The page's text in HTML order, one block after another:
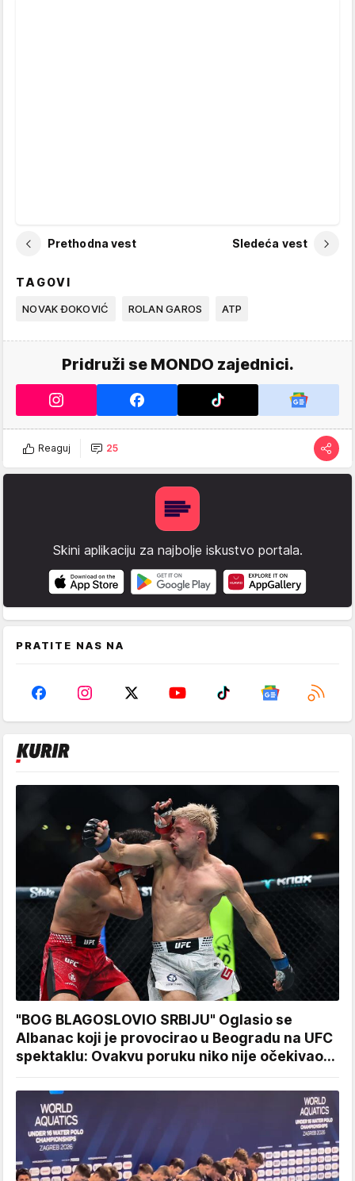
Prethodna vest Sledeća vest
TAGOVI
NOVAK ĐOKOVIĆ ROLAN GAROS ATP
Pridruži se MONDO zajednici.
Reaguj 25
Skini aplikaciju za najbolje iskustvo portala.
PRATITE NAS NA
"BOG BLAGOSLOVIO SRBIJU" Oglasio se
Albanac koji je provocirao u Beogradu na UFC
spektaklu: Ovakvu poruku niko nije očekivao...